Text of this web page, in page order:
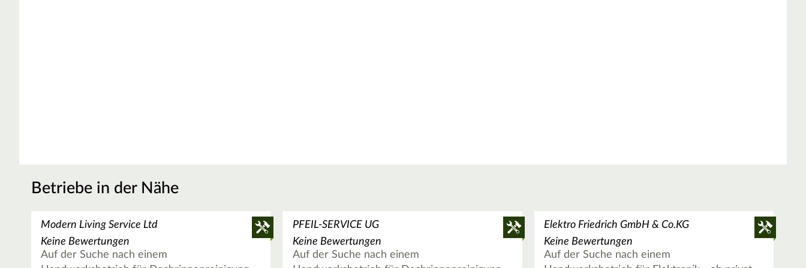
Betriebe in der Nähe
Modern Living Service Ltd
Keine Bewertungen
Auf der Suche nach einem
PFEIL-SERVICE UG
Keine Bewertungen
Auf der Suche nach einem
Elektro Friedrich GmbH & Co.KG
Keine Bewertungen
Auf der Suche nach einem